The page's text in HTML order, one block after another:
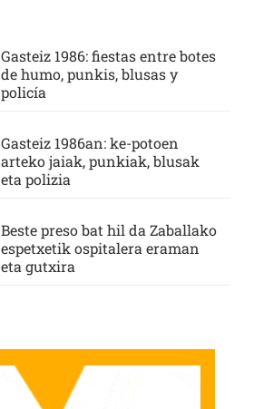
Gasteiz 1986: fiestas entre botes
de humo, punkis, blusas y
policía
Gasteiz 1986an: ke-potoen
arteko jaiak, punkiak, blusak
eta polizia
Beste preso bat hil da Zaballako
espetxetik ospitalera eraman
eta gutxira